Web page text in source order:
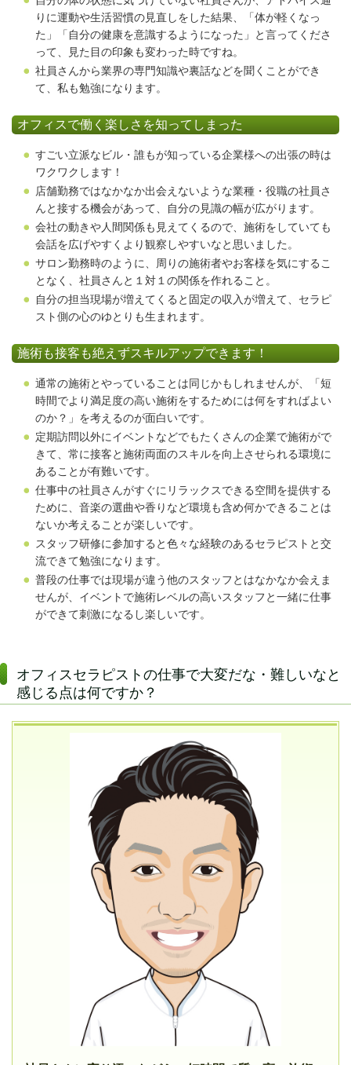
りに運動や生活習慣の見直しをした結果、「体が軽くなっ
た」「自分の健康を意識するようになった」と言ってくださ
って、見た目の印象も変わった時ですね。
社員さんから業界の専門知識や裏話などを聞くことができ
て、私も勉強になります。
オフィスで働く楽しさを知ってしまった
すごい立派なビル・誰もが知っている企業様への出張の時は
ワクワクします！
店舗勤務ではなかなか出会えないような業種・役職の社員さ
んと接する機会があって、自分の見識の幅が広がります。
会社の動きや人間関係も見えてくるので、施術をしていても
会話を広げやすくより観察しやすいなと思いました。
サロン勤務時のように、周りの施術者やお客様を気にするこ
となく、社員さんと１対１の関係を作れること。
自分の担当現場が増えてくると固定の収入が増えて、セラピ
スト側の心のゆとりも生まれます。
施術も接客も絶えずスキルアップできます！
通常の施術とやっていることは同じかもしれませんが、「短
時間でより満足度の高い施術をするためには何をすればよい
のか？」を考えるのが面白いです。
定期訪問以外にイベントなどでもたくさんの企業で施術がで
きて、常に接客と施術両面のスキルを向上させられる環境に
あることが有難いです。
仕事中の社員さんがすぐにリラックスできる空間を提供する
ために、音楽の選曲や香りなど環境も含め何かできることは
ないか考えることが楽しいです。
スタッフ研修に参加すると色々な経験のあるセラピストと交
流できて勉強になります。
普段の仕事では現場が違う他のスタッフとはなかなか会えま
せんが、イベントで施術レベルの高いスタッフと一緒に仕事
ができて刺激になるし楽しいです。
オフィスセラピストの仕事で大変だな・難しいなと
感じる点は何ですか？